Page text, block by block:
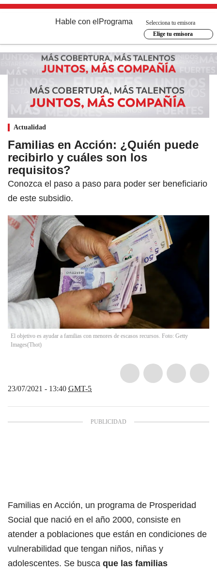
Hable con el Programa
Selecciona tu emisora
Elige tu emisora
Actualidad
Familias en Acción: ¿Quién puede
recibirlo y cuáles son los
requisitos?
Conozca el paso a paso para poder ser beneficiario
de este subsidio.
El objetivo es ayudar a familias con menores de escasos recursos. Foto: Getty
Images(Thot)
23/07/2021 - 13:40 GMT-5
Familias en Acción, un programa de Prosperidad
Social que nació en el año 2000, consiste en
atender a poblaciones que están en condiciones de
vulnerabilidad que tengan niños, niñas y
adolescentes. Se busca que las familias